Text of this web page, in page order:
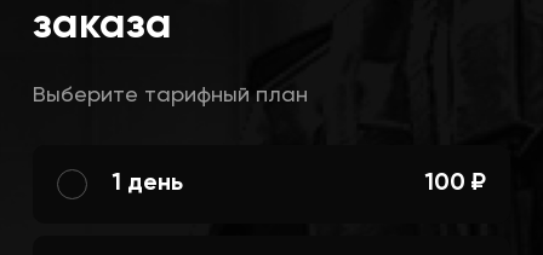
заказа
Выберите тарифный план
1 день 100 ₽